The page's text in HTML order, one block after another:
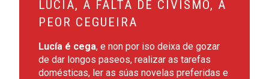
LUCÍA, A FALTA DE CIVISMO, A
PEOR CEGUEIRA
Lucía é cega, e non por iso deixa de gozar
de dar longos paseos, realizar as tarefas
domésticas, ler as súas novelas preferidas e